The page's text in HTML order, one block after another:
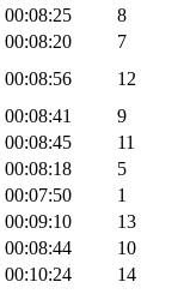
00:08:25 8
00:08:20 7
00:08:56 12
00:08:41 9
00:08:45 11
00:08:18 5
00:07:50 1
00:09:10 13
00:08:44 10
00:10:24 14